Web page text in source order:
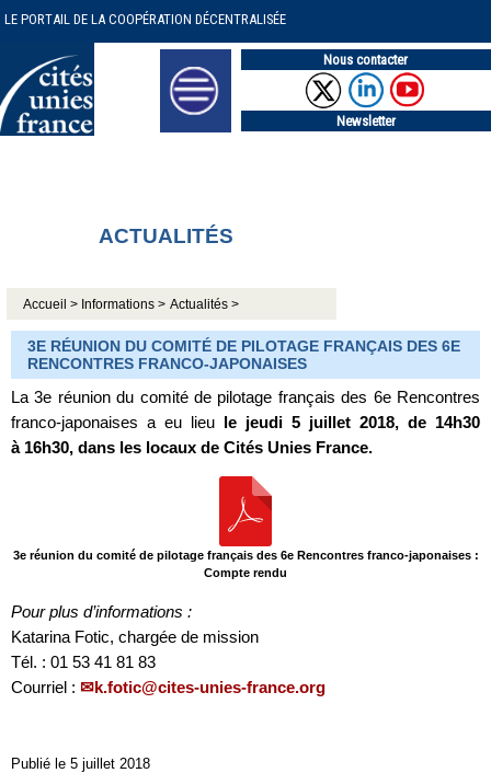
LE PORTAIL DE LA COOPÉRATION DÉCENTRALISÉE
Nous contacter
Newsletter
ACTUALITÉS
Accueil > Informations > Actualités >
3E RÉUNION DU COMITÉ DE PILOTAGE FRANÇAIS DES 6E
RENCONTRES FRANCO-JAPONAISES
La 3e réunion du comité de pilotage français des 6e Rencontres
franco-japonaises a eu lieu le jeudi 5 juillet 2018, de 14h30
à 16h30, dans les locaux de Cités Unies France.
3e réunion du comité de pilotage français des 6e Rencontres franco-japonaises :
Compte rendu
Pour plus d’informations :
Katarina Fotic, chargée de mission
Tél. : 01 53 41 81 83
Courriel :
k.fotic@cites-unies-france.org
Publié le 5 juillet 2018